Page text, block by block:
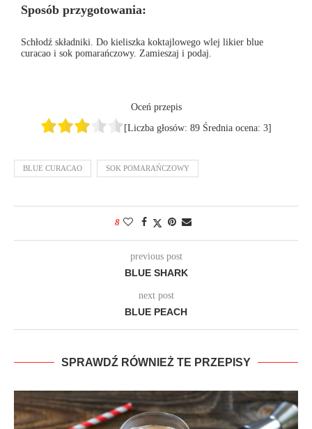
Sposób przygotowania:
Schłodź składniki. Do kieliszka koktajlowego wlej likier blue
curacao i sok pomarańczowy. Zamieszaj i podaj.
Oceń przepis
[Liczba głosów: 89 Średnia ocena: 3]
BLUE CURACAO SOK POMARAŃCZOWY
8
previous post
BLUE SHARK
next post
BLUE PEACH
SPRAWDŹ RÓWNIEŻ TE PRZEPISY